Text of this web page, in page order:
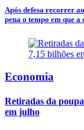
Após defesa recorrer
pena o tempo em que a
Economia
Retiradas da
em julho